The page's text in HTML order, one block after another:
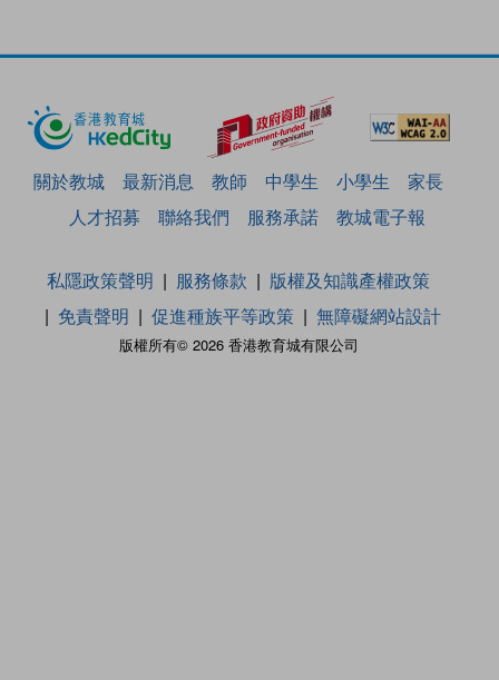
關於教城 最新消息 教師 中學生 小學生
家長
人才招募
聯絡我們 服務承諾 教城電子報
版權所有© 2026 香港教育城有限公司
私隱政策聲明 服務條款
版權及知識產權政策
免責聲明
促進種族平等政策 無障礙網站設計